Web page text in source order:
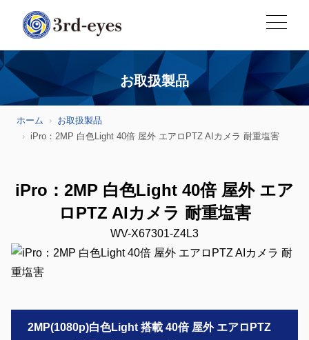
お取扱製品
ホーム
お取扱製品
iPro：2MP 白色Light 40倍 屋外 エアロPTZ AIカメラ 耐重塩害
iPro：2MP 白色Light 40倍 屋外 エア
ロPTZ AIカメラ 耐重塩害
WV-X67301-Z4L3
2MP(1080p)白色Light 搭載 40倍 屋外 エアロPTZ